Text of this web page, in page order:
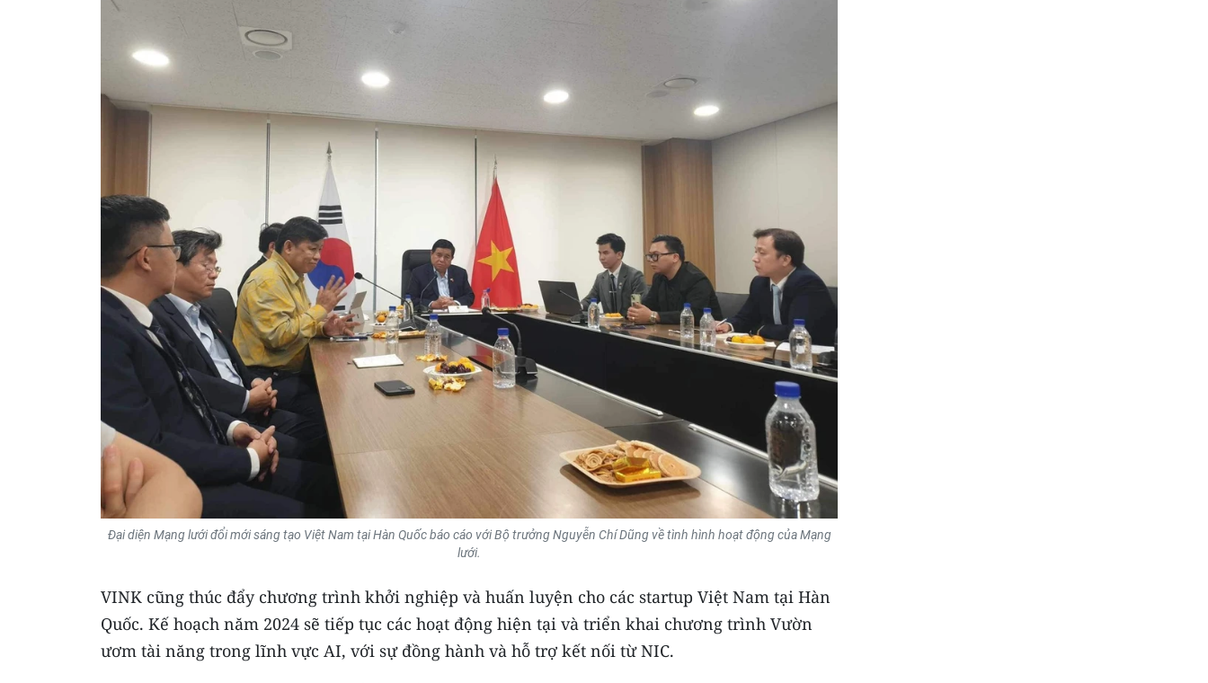
Đại diện Mạng lưới đổi mới sáng tạo Việt Nam tại Hàn Quốc báo cáo với Bộ trưởng Nguyễn Chí Dũng về tình hình hoạt động của Mạng
lưới.
VINK cũng thúc đẩy chương trình khởi nghiệp và huấn luyện cho các startup Việt Nam tại Hàn
Quốc. Kế hoạch năm 2024 sẽ tiếp tục các hoạt động hiện tại và triển khai chương trình Vườn
ươm tài năng trong lĩnh vực AI, với sự đồng hành và hỗ trợ kết nối từ NIC.